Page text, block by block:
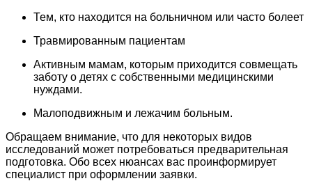
Тем, кто находится на больничном или часто болеет
Травмированным пациентам
Активным мамам, которым приходится совмещать
заботу о детях с собственными медицинскими
нуждами.
Малоподвижным и лежачим больным.
Обращаем внимание, что для некоторых видов
исследований может потребоваться предварительная
подготовка. Обо всех нюансах вас проинформирует
специалист при оформлении заявки.